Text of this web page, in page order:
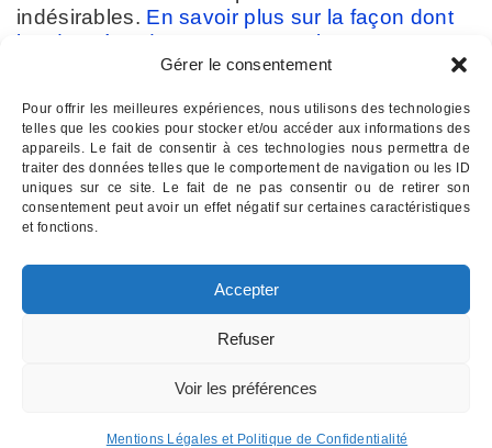
Gérer le consentement
Pour offrir les meilleures expériences, nous utilisons des technologies
telles que les cookies pour stocker et/ou accéder aux informations des
appareils. Le fait de consentir à ces technologies nous permettra de
traiter des données telles que le comportement de navigation ou les ID
uniques sur ce site. Le fait de ne pas consentir ou de retirer son
consentement peut avoir un effet négatif sur certaines caractéristiques
et fonctions.
Accepter
Refuser
Voir les préférences
Mentions Légales et Politique de Confidentialité
indésirables. En savoir plus sur la façon dont
les données de vos commentaires sont
Contactez-nous :07 82 11 22 85
INSTITUT D'HYPNOSE PALOIS
Institut d'Hypnose Palois - 17 rue d'Etigny - 64000 PAU